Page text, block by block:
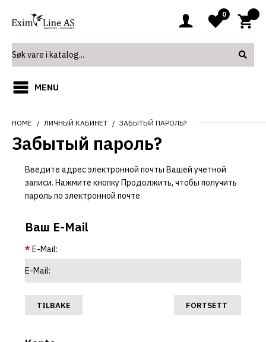
0
MENU
HOME ЛИЧНЫЙ КАБИНЕТ ЗАБЫТЫЙ ПАРОЛЬ?
Забытый пароль?
Введите адрес электронной почты Вашей учетной
записи. Нажмите кнопку Продолжить, чтобы получить
пароль по электронной почте.
Ваш E-Mail
E-Mail:
TILBAKE